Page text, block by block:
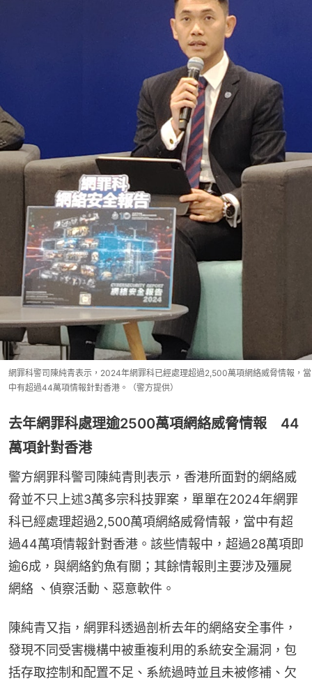
網罪科警司陳純青表示，2024年網罪科已經處理超過2,500萬項網絡威脅情報，當
中有超過44萬項情報針對香港。（警方提供）
去年網罪科處理逾2500萬項網絡威脅情報 44
萬項針對香港
警方網罪科警司陳純青則表示，香港所面對的網絡威
脅並不只上述3萬多宗科技罪案，單單在2024年網罪
科已經處理超過2,500萬項網絡威脅情報，當中有超
過44萬項情報針對香港。該些情報中，超過28萬項即
逾6成，與網絡釣魚有關；其餘情報則主要涉及殭屍
網絡 、偵察活動、惡意軟件。
陳純青又指，網罪科透過剖析去年的網絡安全事件，
發現不同受害機構中被重複利用的系統安全漏洞，包
括存取控制和配置不足、系統過時並且未被修補、欠